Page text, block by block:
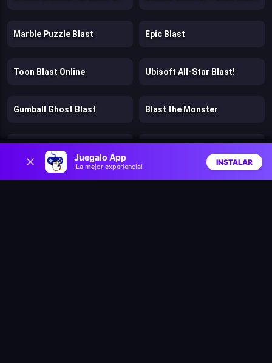
Juegalo App
¡La mejor experiencia!
INSTALAR
Marble Puzzle Blast Epic Blast
Toon Blast Online Ubisoft All-Star Blast!
Gumball Ghost Blast Blast the Monster